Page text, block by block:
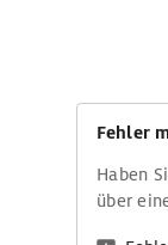
Fehler
Haben
über